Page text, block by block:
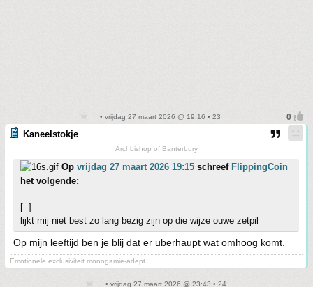
• vrijdag 27 maart 2026 @ 19:16 • 23
Kaneelstokje
Archbishop of Banterbury
Op vrijdag 27 maart 2026 19:15 schreef FlippingCoin
het volgende:
[..]
lijkt mij niet best zo lang bezig zijn op die wijze ouwe zetpil
Op mijn leeftijd ben je blij dat er uberhaupt wat omhoog komt.
Emotionele exclusiviteit monogamie-adept
• vrijdag 27 maart 2026 @ 23:43 • 24